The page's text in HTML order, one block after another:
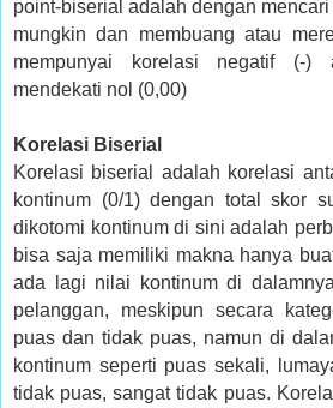
point-biserial adalah dengan
mungkin dan membuang atau
mempunyai korelasi negatif (-)
mendekati nol (0,00)
Korelasi Biserial
Korelasi biserial adalah korelasi
kontinum (0/1) dengan total skor
dikotomi kontinum di sini adalah
bisa saja memiliki makna hanya
ada lagi nilai kontinum di
pelanggan, meskipun secara
puas dan tidak puas, namun di
kontinum seperti puas sekali,
tidak puas, sangat tidak puas.